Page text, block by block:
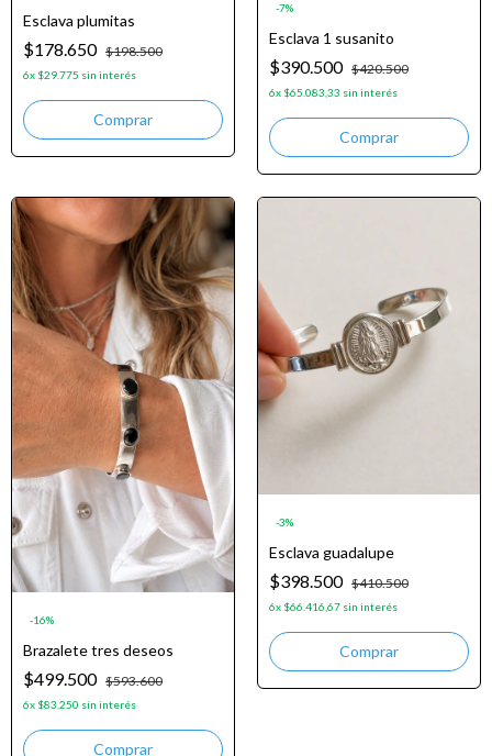
Esclava plumitas
$178.650 $198.500
6x $29.775 sin interés
-7%
Esclava 1 susanito
$390.500 $420.500
6x $65.083,33 sin interés
-16%
Brazalete tres deseos
$499.500 $593.600
6x $83.250 sin interés
-3%
Esclava guadalupe
$398.500 $410.500
6x $66.416,67 sin interés